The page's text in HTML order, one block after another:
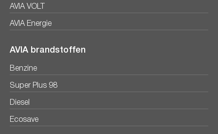
AVIA VOLT
AVIA Energie
AVIA brandstoffen
Benzine
Super Plus 98
Diesel
Ecosave